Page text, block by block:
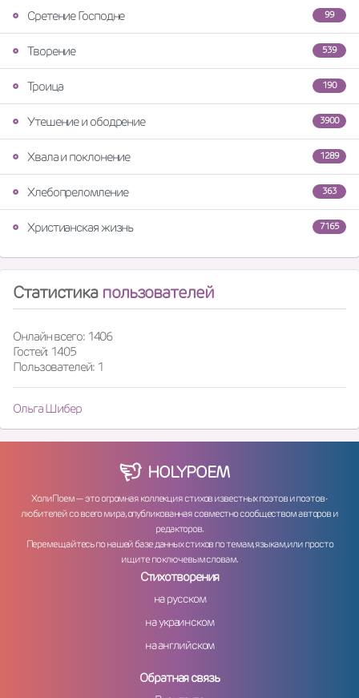
99
Сретение Господне
539
Творение
190
Троица
3900
Утешение и ободрение
1289
Хвала и поклонение
363
Хлебопреломление
7165
Христианская жизнь
Статистика пользователей
Онлайн всего: 1406
Гостей: 1405
Пользователей: 1
Ольга Шибер
HOLYPOEM
ХолиПоем — это огромная коллекция стихов известных поэтов и поэтов-
любителей со всего мира, опубликованная совместно сообществом авторов и
редакторов.
Перемещайтесь по нашей базе данных стихов по темам, языкам, или просто
ищите по ключевым словам.
Стихотворения
на русском
на украинском
на английском
Обратная связь